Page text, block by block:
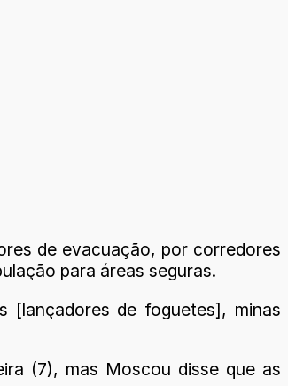
de evacuação, por corredores
para áreas seguras.
[lançadores de foguetes], minas
(7), mas Moscou disse que as